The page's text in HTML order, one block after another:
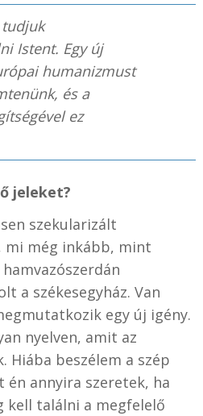
Istent. Egy új
humanizmust
és a
ez
jeleket?
szekularizált
mi még inkább, mint
a székesegyház. Van
egy új igény.
nyelven, amit az
Hiába beszélem a szép
annyira szeretek, ha
kell találni a megfelelő